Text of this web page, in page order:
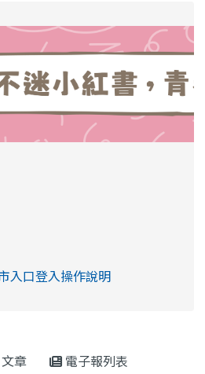
eliteracy.edu.tw/Shorts/
入口登入操作說明
章 電子報列表